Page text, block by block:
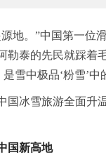
地。”中国第一位
勒泰的先民就踩着
是雪中极品‘粉雪’中
国冰雪旅游全面
国新高地